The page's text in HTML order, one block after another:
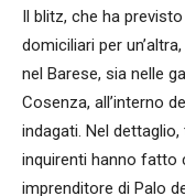
Il blitz, che ha
domiciliari per
nel Barese, sia nelle
Cosenza, all’interno
indagati. Nel
inquirenti hanno fatto
imprenditore di Palo